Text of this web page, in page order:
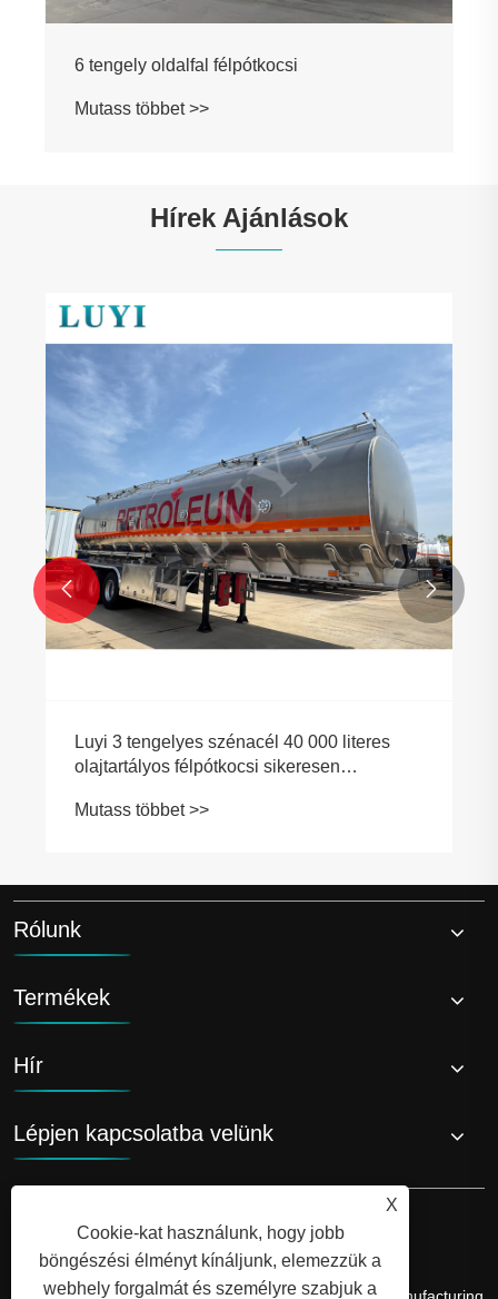
6 tengely oldalfal félpótkocsi
Mutass többet >>
Hírek Ajánlások
Luyi 3 tengelyes szénacél 40 000 literes
olajtartályos félpótkocsi sikeresen
Mutass többet >>
 
Rólunk
Termékek
Hír
Lépjen kapcsolatba velünk
X
Cookie-kat használunk, hogy jobb
böngészési élményt kínáljunk, elemezzük a
webhely forgalmát és személyre szabjuk a